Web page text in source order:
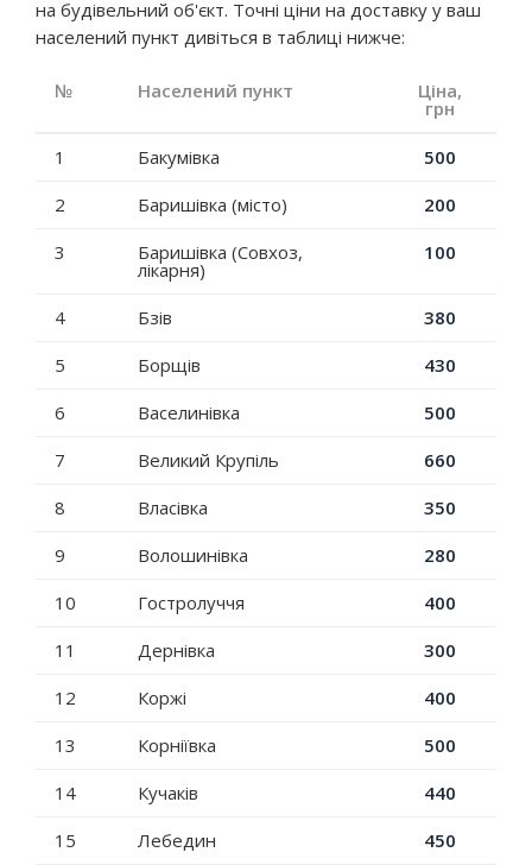
на будівельний об'єкт. Точні ціни на доставку у ваш
населений пункт дивіться в таблиці нижче:
№ Населений пункт Ціна,
грн
1 Бакумівка
500
2
Баришівка (місто)
200
3
Баришівка (Совхоз,
лікарня)
100
4 Бзів
380
5
Борщів
430
6
Васелинівка
500
7
Великий Крупіль
660
8
Власівка
350
9
Волошинівка
280
10
Гостролуччя
400
11
Дернівка
300
12
Коржі
400
13
Корніївка
500
14
Кучаків
440
15
Лебедин
450